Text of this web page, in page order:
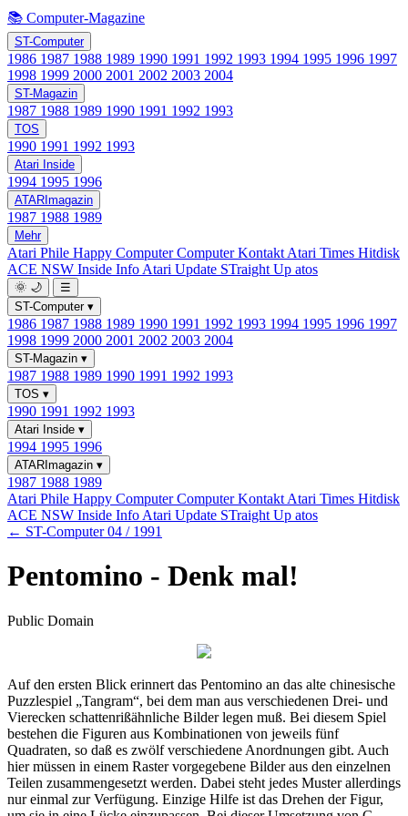
📚 Computer-Magazine
ST-Computer
1986 1987 1988 1989 1990 1991 1992 1993 1994 1995 1996 1997
1998 1999 2000 2001 2002 2003 2004
ST-Magazin
1987 1988 1989 1990 1991 1992 1993
TOS
1990 1991 1992 1993
Atari Inside
1994 1995 1996
ATARImagazin
1987 1988 1989
Mehr
Atari Phile Happy ComputerComputer Kontakt Atari Times Hitdisk
ACE NSW Inside Info Atari Update STraight Up atos
🌞 🌙
☰
ST-Computer ▾
1986 1987 1988 1989 1990 1991 1992 1993 1994 1995 1996 1997
1998 1999 2000 2001 2002 2003 2004
ST-Magazin ▾
1987 1988 1989 1990 1991 1992 1993
TOS ▾
1990 1991 1992 1993
Atari Inside ▾
1994 1995 1996
ATARImagazin ▾
1987 1988 1989
Atari Phile Happy ComputerComputer Kontakt Atari Times Hitdisk
ACE NSW Inside Info Atari Update STraight Up atos
← ST-Computer 04 / 1991
Pentomino - Denk mal!
Public Domain
Auf den ersten Blick erinnert das Pentomino an das alte chinesische
Puzzlespiel „Tangram“, bei dem man aus verschiedenen Drei- und
Vierecken schattenrißähnliche Bilder legen muß. Bei diesem Spiel
bestehen die Figuren aus Kombinationen von jeweils fünf
Quadraten, so daß es zwölf verschiedene Anordnungen gibt. Auch
hier müssen in einem Raster vorgegebene Bilder aus den einzelnen
Teilen zusammengesetzt werden. Dabei steht jedes Muster allerdings
nur einmal zur Verfügung. Einzige Hilfe ist das Drehen der Figur,